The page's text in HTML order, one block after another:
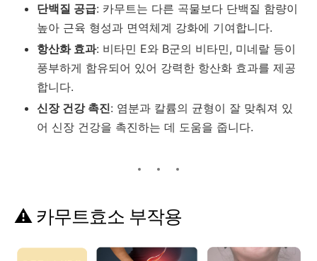
단백질 공급: 카무트는 다른 곡물보다 단백질 함량이
높아 근육 형성과 면역체계 강화에 기여합니다.
항산화 효과: 비타민 E와 B군의 비타민, 미네랄 등이
풍부하게 함유되어 있어 강력한 항산화 효과를 제공
합니다.
신장 건강 촉진: 염분과 칼륨의 균형이 잘 맞춰져 있
어 신장 건강을 촉진하는 데 도움을 줍니다.
⚠️ 카무트효소 부작용